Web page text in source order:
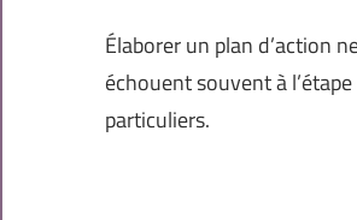
Élaborer un plan d’action
échouent souvent à
particuliers.